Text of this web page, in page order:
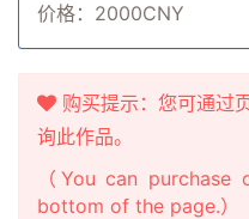
价格：2000CNY
购买提示：您可通过
询此作品。
（You can
bottom of the page.）